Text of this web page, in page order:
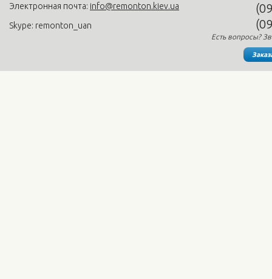
Электронная почта: info@remonton.kiev.ua
Skype: remonton_uan
Есть вопросы?